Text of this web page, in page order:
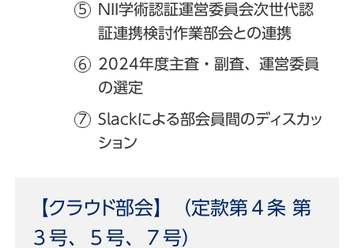
NII学術認証運営委員会次世代認
証連携検討作業部会との連携
2024年度主査・副査、運営委員
の選定
Slackによる部会員間のディスカッ
ション
【クラウド部会】（定款第４条 第
３号、５号、７号）